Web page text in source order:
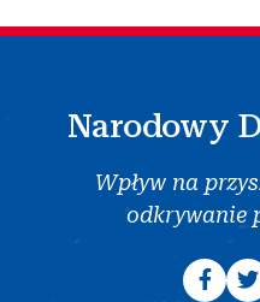
Narodowy
Wpływ na
odkrywanie